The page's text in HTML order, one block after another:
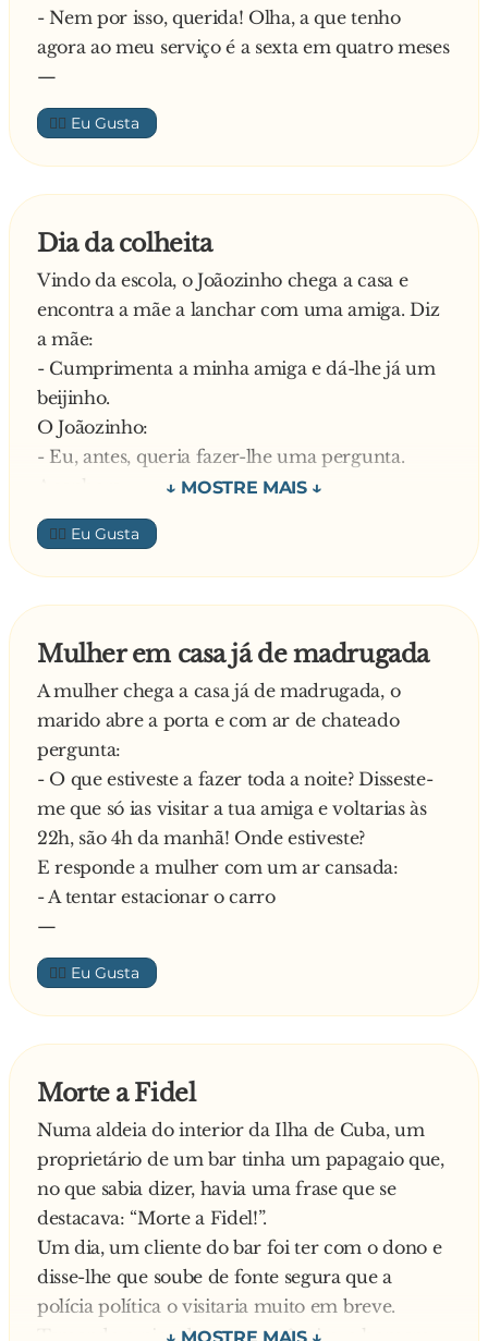
- Nem por isso, querida! Olha, a que tenho
agora ao meu serviço é a sexta em quatro meses
—
👍🏼
Dia da colheita
Vindo da escola, o Joãozinho chega a casa e
encontra a mãe a lanchar com uma amiga. Diz
a mãe:
- Cumprimenta a minha amiga e dá-lhe já um
beijinho.
O Joãozinho:
- Eu, antes, queria fazer-lhe uma pergunta.
A senhora:
- Claro, meu menino, pergunta o que quiseres!
O Joãozinho:
- Quando é que se faz a sua colheita?
A senhora:
O Joãozinho:
- Eu explico. É que a minha mãe está sempre a
dizer que a senhora já está madura
—
👍🏼
Mulher em casa já de madrugada
A mulher chega a casa já de madrugada, o
marido abre a porta e com ar de chateado
pergunta:
- O que estiveste a fazer toda a noite? Disseste-
me que só ias visitar a tua amiga e voltarias às
22h, são 4h da manhã! Onde estiveste?
E responde a mulher com um ar cansada:
- A tentar estacionar o carro
—
👍🏼
Morte a Fidel
Numa aldeia do interior da Ilha de Cuba, um
proprietário de um bar tinha um papagaio que,
no que sabia dizer, havia uma frase que se
destacava: “Morte a Fidel!”.
Um dia, um cliente do bar foi ter com o dono e
disse-lhe que soube de fonte segura que a
polícia política o visitaria muito em breve.
Temendo o pior das consequências, o homem